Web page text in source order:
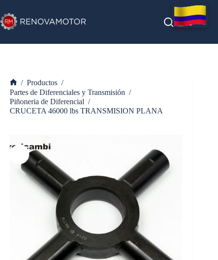
al
contenido
Inicio
/ Productos /
Partes de Diferenciales y Transmisión /
Piñoneria de Diferencial /
CRUCETA 46000 lbs TRANSMISION PLANA